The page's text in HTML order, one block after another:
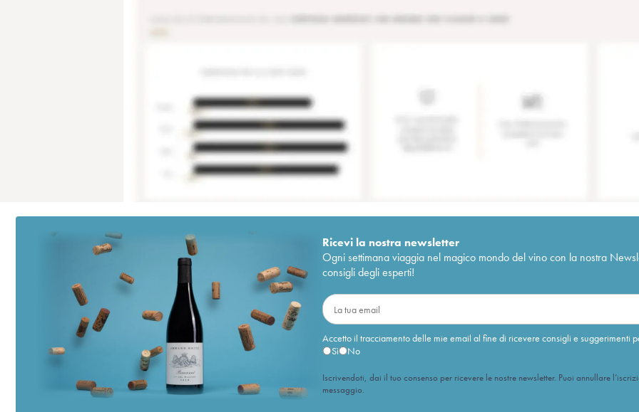
Ricevi la nostra newsletter
Ogni settimana viaggia nel magico mondo del vino con la nostra
consigli degli esperti!
Accetto il tracciamento delle mie email al fine di ricevere consigli e suggerimenti
Sì
No
Iscrivendoti, dai il tuo consenso per ricevere le nostre newsletter. Puoi annullare
messaggio.